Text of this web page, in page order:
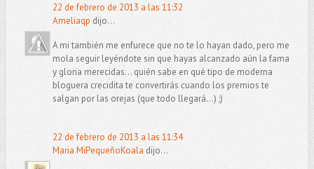
22 de febrero de 2013 a las 11:32
Ameliaqp dijo...
A mi también me enfurece que no te lo hayan dado, pero me
mola seguir leyéndote sin que hayas alcanzado aún la fama
y gloria merecidas... quién sabe en qué tipo de moderna
bloguera crecidita te convertirás cuando los premios te
salgan por las orejas (que todo llegará...) ;)
22 de febrero de 2013 a las 11:34
Maria MiPequeñoKoala dijo...